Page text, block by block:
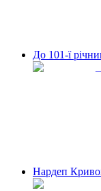
До 101-ї
Нардеп